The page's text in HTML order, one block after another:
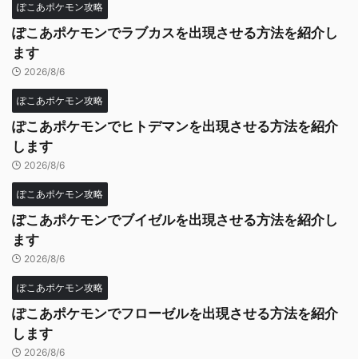
ぽこあポケモン攻略
ぽこあポケモンでラブカスを出現させる方法を紹介し
ます
2026/8/6
ぽこあポケモン攻略
ぽこあポケモンでヒトデマンを出現させる方法を紹介
します
2026/8/6
ぽこあポケモン攻略
ぽこあポケモンでブイゼルを出現させる方法を紹介し
ます
2026/8/6
ぽこあポケモン攻略
ぽこあポケモンでフローゼルを出現させる方法を紹介
します
2026/8/6